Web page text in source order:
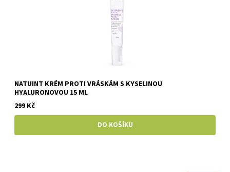
NATUINT KRÉM PROTI VRÁSKÁM S KYSELINOU
HYALURONOVOU 15 ML
299 Kč